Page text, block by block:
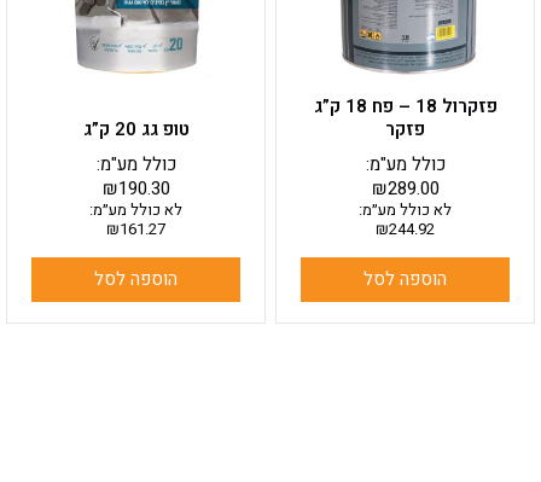
פזקרול 18 – פח 18 ק”ג
פזקר
₪289.00
כולל מע"מ:
לא כולל מע״מ:
₪244.92
הוספה לסל
טופ גג 20 ק”ג
₪190.30
כולל מע"מ:
לא כולל מע״מ:
₪161.27
הוספה לסל